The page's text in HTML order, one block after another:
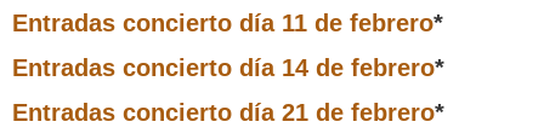
Entradas concierto día 11 de febrero*
Entradas concierto día 14 de febrero*
Entradas concierto día 21 de febrero*